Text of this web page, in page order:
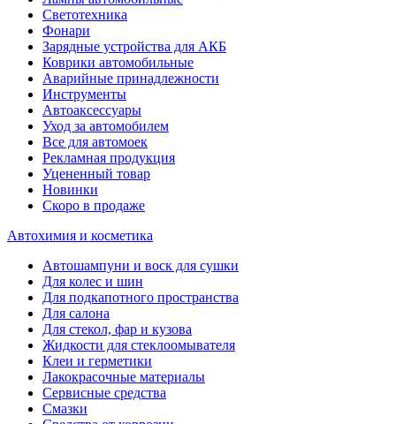
Светотехника
Фонари
Зарядные устройства для АКБ
Коврики автомобильные
Аварийные принадлежности
Инструменты
Автоаксессуары
Уход за автомобилем
Все для автомоек
Рекламная продукция
Уцененный товар
Новинки
Скоро в продаже
Автохимия и косметика
Автошампуни и воск для сушки
Для колес и шин
Для подкапотного пространства
Для салона
Для стекол, фар и кузова
Жидкости для стеклоомывателя
Клеи и герметики
Лакокрасочные материалы
Сервисные средства
Смазки